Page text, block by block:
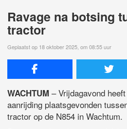
Ravage na botsing
tractor
Geplaatst op 18 oktober 2025, om 08:55 uur
WACHTUM – Vrijdagavond
aanrijding plaatsgevonden
tractor op de N854 in Wachtum.